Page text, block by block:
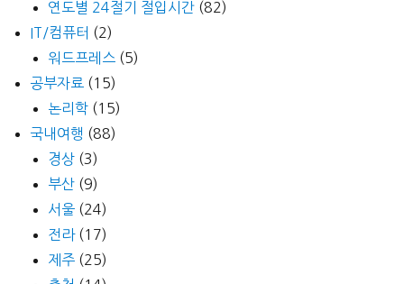
연도별 24절기 절입시간 (82)
IT/컴퓨터 (2)
워드프레스 (5)
공부자료 (15)
논리학 (15)
국내여행 (88)
경상 (3)
부산 (9)
서울 (24)
전라(17)
제주 (25)